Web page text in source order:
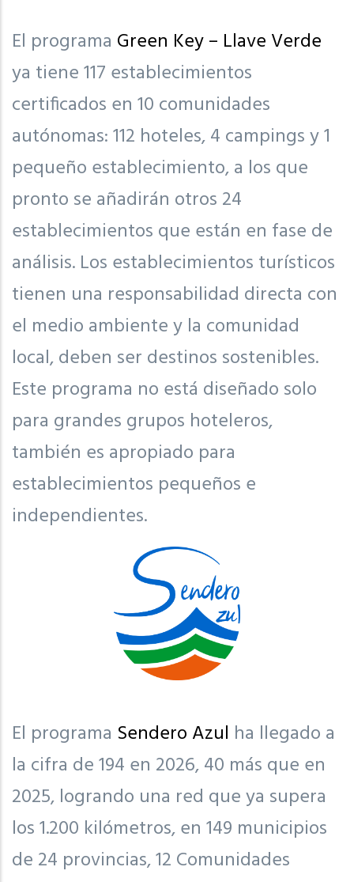
El programa Green Key – Llave Verde
ya tiene 117 establecimientos
certificados en 10 comunidades
autónomas: 112 hoteles, 4 campings y 1
pequeño establecimiento, a los que
pronto se añadirán otros 24
establecimientos que están en fase de
análisis. Los establecimientos turísticos
tienen una responsabilidad directa con
el medio ambiente y la comunidad
local, deben ser destinos sostenibles.
Este programa no está diseñado solo
para grandes grupos hoteleros,
también es apropiado para
establecimientos pequeños e
independientes.
El programa Sendero Azul ha llegado a
la cifra de 194 en 2026, 40 más que en
2025, logrando una red que ya supera
los 1.200 kilómetros, en 149 municipios
de 24 provincias, 12 Comunidades